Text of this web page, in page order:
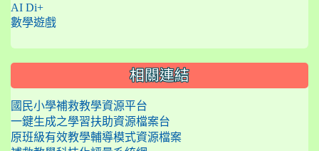
AI Di+
數學遊戲
相關連結
國民小學補救教學資源平台
一鍵生成之學習扶助資源檔案台
原班級有效教學輔導模式資源檔案